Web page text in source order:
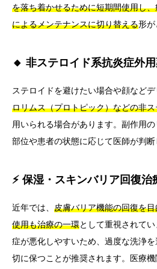
を落ち着かせるために短期間使用し
によるメンテナンスに切り替える形が
🔸 非ステロイド系抗炎症外
ステロイドを避けたい場合や顔などデ
ロリムス（プロトピック）などの非
用いられる場合があります。副作用
部位や患者の状態に応じて医師が判断
⚡ 保湿・スキンバリア回復治
近年では、 皮膚バリア機能の回復を
使用も治療の一環として重視されて
症が悪化しやすいため、過度な洗浄
切に保つことが推奨されます。医療機